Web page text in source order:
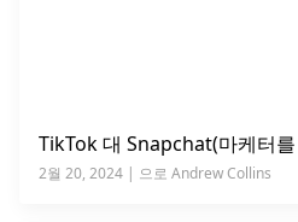
TikTok 대 Snapchat(마케터
2월 20, 2024 | 으로 Andrew Collins